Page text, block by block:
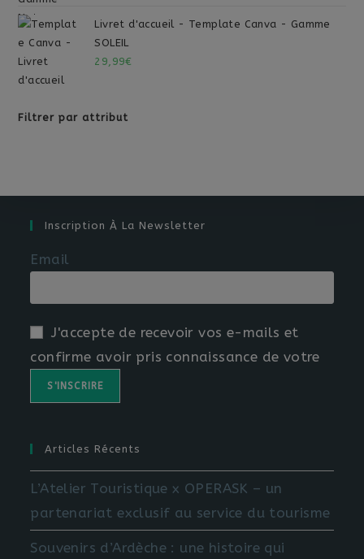
Livret d'accueil - Template Canva - Gamme
SOLEIL
29,99€
Filtrer par attribut
Inscription À La Newsletter
Email
J'accepte de recevoir vos e-mails et
confirme avoir pris connaissance de votre
Articles Récents
L’Atelier Touristique x OPERASK – un
partenariat exclusif au service du tourisme
Souvenirs d’Ardèche : une histoire qui